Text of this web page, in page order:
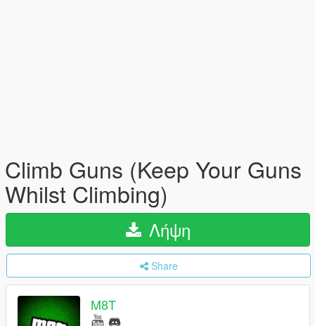
Climb Guns (Keep Your Guns
Whilst Climbing)
Λήψη
Share
M8T